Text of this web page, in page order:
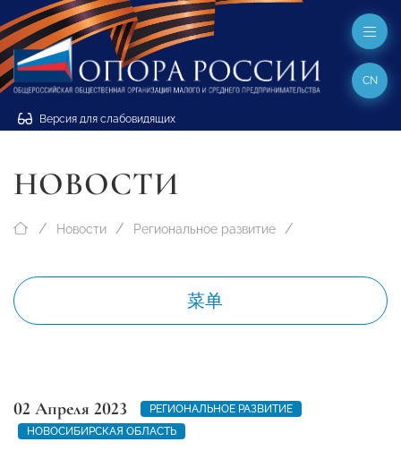
Версия для слабовидящих
CN
НОВОСТИ
Новости Региональное развитие
菜单
02 Апреля 2023
РЕГИОНАЛЬНОЕ РАЗВИТИЕ
НОВОСИБИРСКАЯ ОБЛАСТЬ